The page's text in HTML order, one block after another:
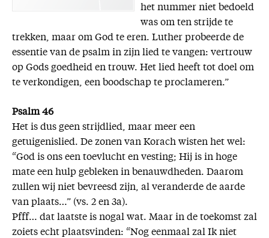
het nummer niet bedoeld
was om ten strijde te
trekken, maar om God te eren. Luther probeerde de
essentie van de psalm in zijn lied te vangen: vertrouw
op Gods goedheid en trouw. Het lied heeft tot doel om
te verkondigen, een boodschap te proclameren.”
Psalm 46
Het is dus geen strijdlied, maar meer een
getuigenislied. De zonen van Korach wisten het wel:
“God is ons een toevlucht en vesting; Hij is in hoge
mate een hulp gebleken in benauwdheden. Daarom
zullen wij niet bevreesd zijn, al veranderde de aarde
van plaats…” (vs. 2 en 3a).
Pfff… dat laatste is nogal wat. Maar in de toekomst zal
zoiets echt plaatsvinden: “Nog eenmaal zal Ik niet